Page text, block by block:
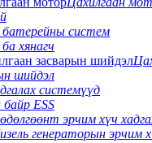
батерейны систем
хянагч
шийдэл
системүүд
ESS
эрчим хүч
генераторын эрчим